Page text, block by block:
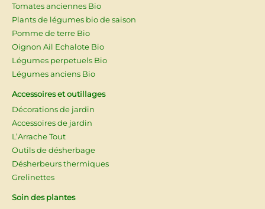
Tomates anciennes Bio
Plants de légumes bio de saison
Pomme de terre Bio
Oignon Ail Echalote Bio
Légumes perpetuels Bio
Légumes anciens Bio
Accessoires et outillages
Décorations de jardin
Accessoires de jardin
L’Arrache Tout
Outils de désherbage
Désherbeurs thermiques
Grelinettes
Soin des plantes